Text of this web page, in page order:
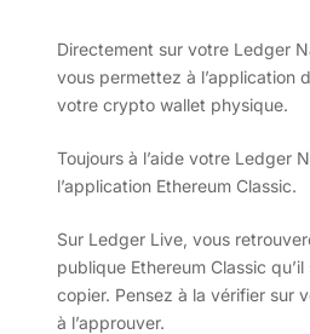
Directement sur votre Ledger
vous permettez à l’application
votre crypto wallet physique.
Toujours à l’aide votre Ledger
l’application Ethereum Classic.
Sur Ledger Live, vous
publique Ethereum Classic
copier. Pensez à la vérifier sur
à l’approuver.